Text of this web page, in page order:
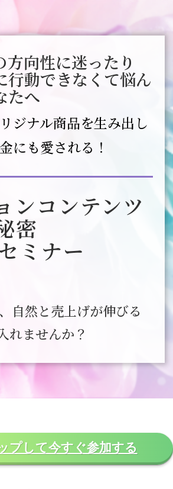
方向性に迷ったり
行動できなくて悩ん
たへ
ジナル商品を生み出し
にも愛される！
ンコンテンツ
密
ミナー
自然と売上げが伸びる
れませんか？
プして今すぐ参加する